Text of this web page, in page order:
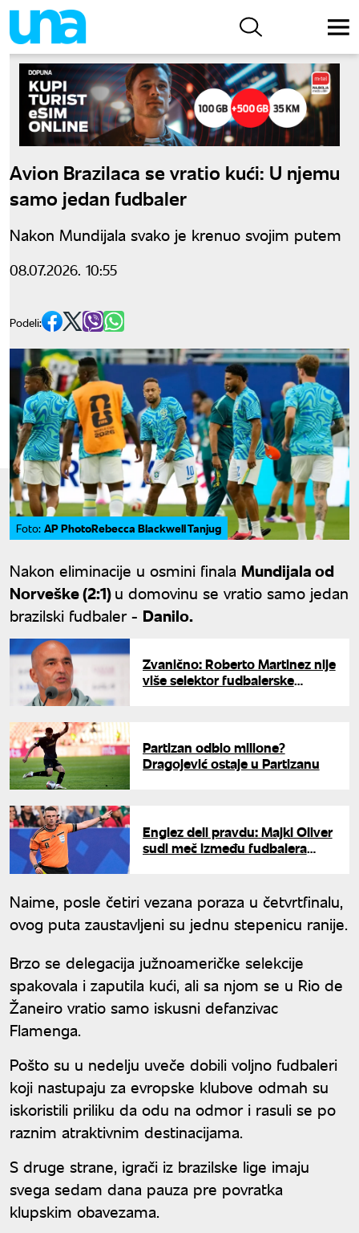
Avion Brazilaca se vratio kući: U njemu
samo jedan fudbaler
Nakon Mundijala svako je krenuo svojim putem
08.07.2026. 10:55
Podeli:
Foto: AP PhotoRebecca Blackwell Tanjug
Nakon eliminacije u osmini finala Mundijala od
Norveške (2:1)u domovinu se vratio samo jedan
brazilski fudbaler - Danilo.
Zvanično: Roberto Martinez nije
više selektor fudbalerske
Partizan odbio milione?
Dragojević ostaje u Partizanu
Englez deli pravdu: Majkl Oliver
sudi meč između fudbalera
Naime, posle četiri vezana poraza u četvrtfinalu,
ovog puta zaustavljeni su jednu stepenicu ranije.
Brzo se delegacija južnoameričke selekcije
spakovala i zaputila kući, ali sa njom se u Rio de
Žaneiro vratio samo iskusni defanzivac
Flamenga.
Pošto su u nedelju uveče dobili voljno fudbaleri
koji nastupaju za evropske klubove odmah su
iskoristili priliku da odu na odmor i rasuli se po
raznim atraktivnim destinacijama.
S druge strane, igrači iz brazilske lige imaju
svega sedam dana pauza pre povratka
klupskim obavezama.